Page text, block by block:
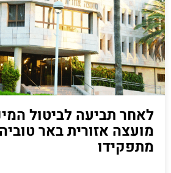
לאחר תביעה לביטול
מועצה אזורית באר
מתפקידו